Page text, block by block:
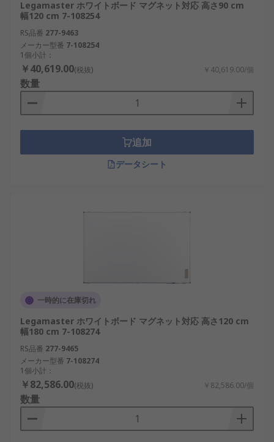
Legamaster ホワイトボード マグネット対応 高さ90 cm
幅120 cm 7-108254
RS品番 277-9463
メーカー型番 7-108254
1個小計：
￥40,619.00(税抜) ￥40,619.00/個
数量
追加
データシート
一時的に在庫切れ
Legamaster ホワイトボード マグネット対応 高さ120 cm
幅180 cm 7-108274
RS品番 277-9465
メーカー型番 7-108274
1個小計：
￥82,586.00(税抜) ￥82,586.00/個
数量